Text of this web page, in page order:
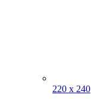
220 x 240